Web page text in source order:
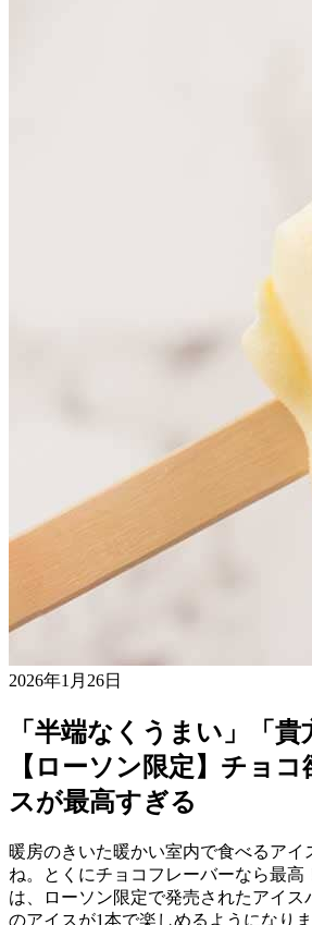
2026年1月26日
「半端なくうまい」「貴
【ローソン限定】チョ
スが最高すぎる
暖房のきいた暖かい室内で食べるアイ
ね。とくにチョコフレーバーなら最
は、ローソン限定で発売されたアイス
のアイスが1本で楽しめるようになりま